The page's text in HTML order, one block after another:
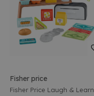
Fisher price
Fisher Price Laugh & Learn